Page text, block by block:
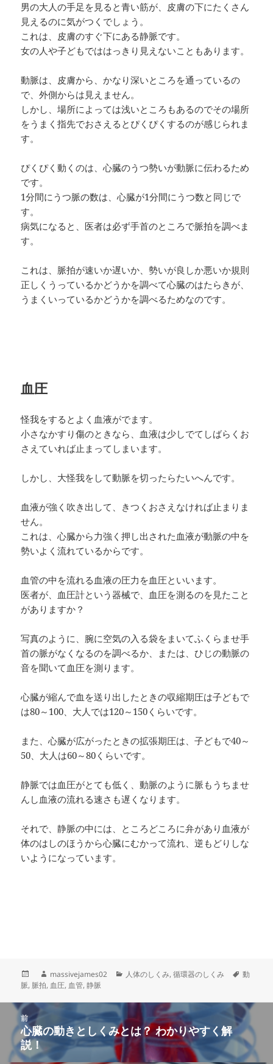
男の大人の手足を見ると青い筋が、皮膚の下にたくさん
見えるのに気がつくでしょう。
これは、皮膚のすぐ下にある静脈です。
女の人や子どもでははっきり見えないこともあります。
動脈は、皮膚から、かなり深いところを通っているの
で、外側からは見えません。
しかし、場所によっては浅いところもあるのでその場所
をうまく指先でおさえるとぴくぴくするのが感じられま
す。
ぴくぴく動くのは、心臓のうつ勢いが動脈に伝わるため
です。
1分間にうつ脈の数は、心臓が1分間にうつ数と同じで
す。
病気になると、医者は必ず手首のところで脈拍を調べま
す。
これは、脈拍が速いか遅いか、勢いが良しか悪いか規則
正しくうっているかどうかを調べて心臓のはたらきが、
うまくいっているかどうかを調べるためなのです。
血圧
怪我をするとよく血液がでます。
小さなかすり傷のときなら、血液は少しでてしばらくお
さえていれば止まってしまいます。
しかし、大怪我をして動脈を切ったらたいへんです。
血液が強く吹き出して、きつくおさえなければ止まりま
せん。
これは、心臓から力強く押し出された血液が動脈の中を
勢いよく流れているからです。
血管の中を流れる血液の圧力を血圧といいます。
医者が、血圧計という器械で、血圧を測るのを見たこと
がありますか？
写真のように、腕に空気の入る袋をまいてふくらませ手
首の脈がなくなるのを調べるか、または、ひじの動脈の
音を聞いて血圧を測ります。
心臓が縮んで血を送り出したときの収縮期圧は子どもで
は80～100、大人では120～150くらいです。
また、心臓が広がったときの拡張期圧は、子どもで40～
50、大人は60～80くらいです。
静脈では血圧がとても低く、動脈のように脈もうちませ
んし血液の流れる速さも遅くなります。
それで、静脈の中には、ところどころに弁があり血液が
体のはしのほうから心臓にむかって流れ、逆もどりしな
いようになっています。
稿
作
成
massivejames02
カ
リ
ー
人体のしくみ,循環器のしくみ
タ
動
脈,脈拍,血圧,血管,静脈
前
前
の
投
心臓の動きとしくみとは？ わかりやすく解
説！